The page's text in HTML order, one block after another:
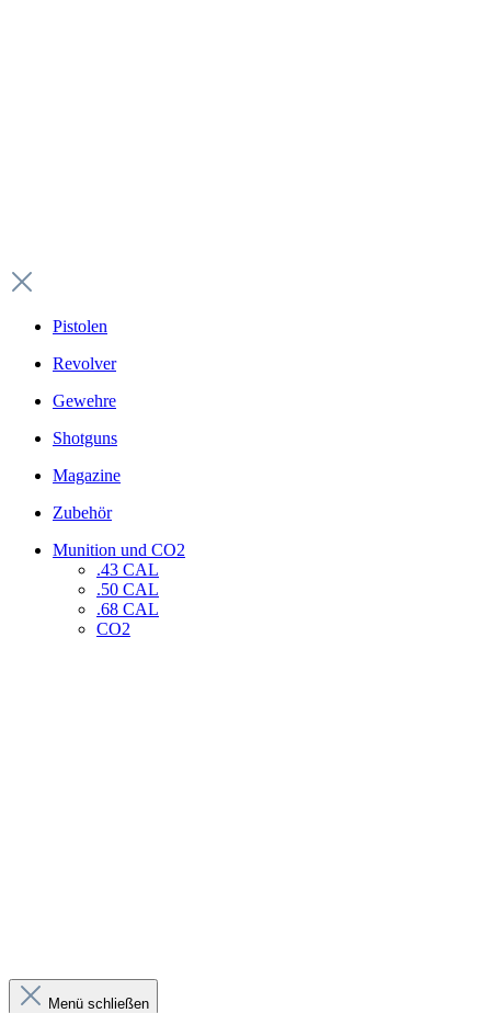
Pistolen
Revolver
Gewehre
Shotguns
Magazine
Zubehör
Munition und CO2
.43 CAL
.50 CAL
.68 CAL
CO2
Menü schließen